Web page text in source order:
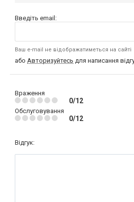
Введіть email:
Ваш e-mail не відображатиметься на сайті
або Авторизуйтесь для написання
Враження
0/12
Обслуговування
0/12
Відгук: